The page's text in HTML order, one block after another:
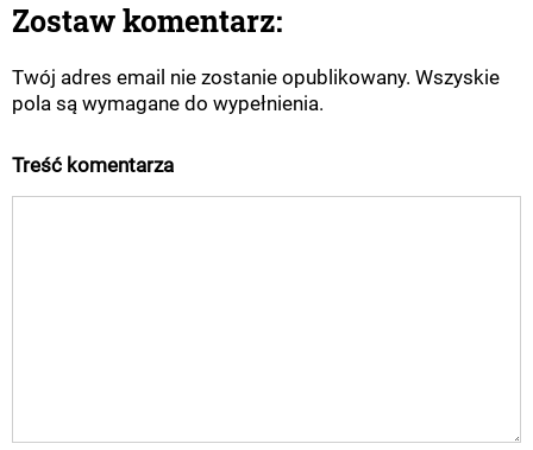
Zostaw komentarz:
Twój adres email nie zostanie opublikowany. Wszyskie
pola są wymagane do wypełnienia.
Treść komentarza